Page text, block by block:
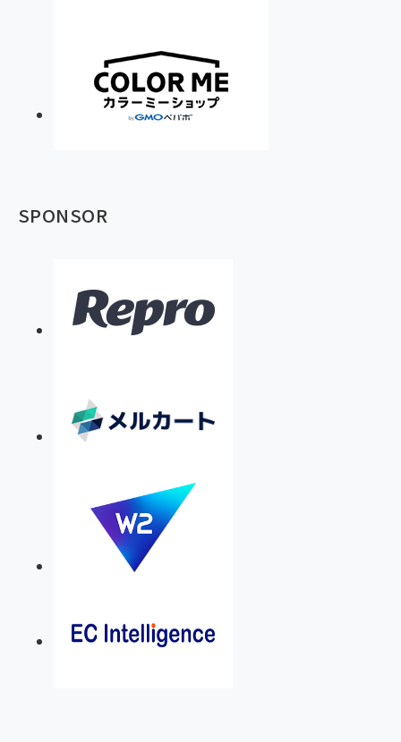
SPONSOR